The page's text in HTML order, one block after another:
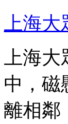
上海
上海
中，磁
離相鄰